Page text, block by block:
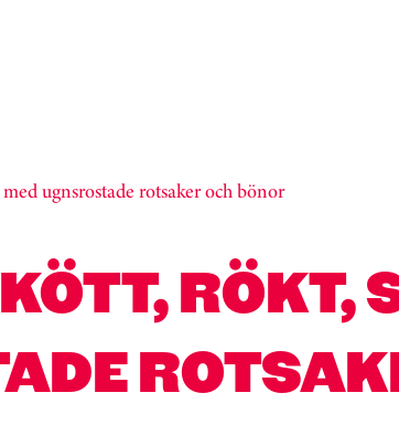
ugnsrostade rotsaker och bönor
RÖKT,